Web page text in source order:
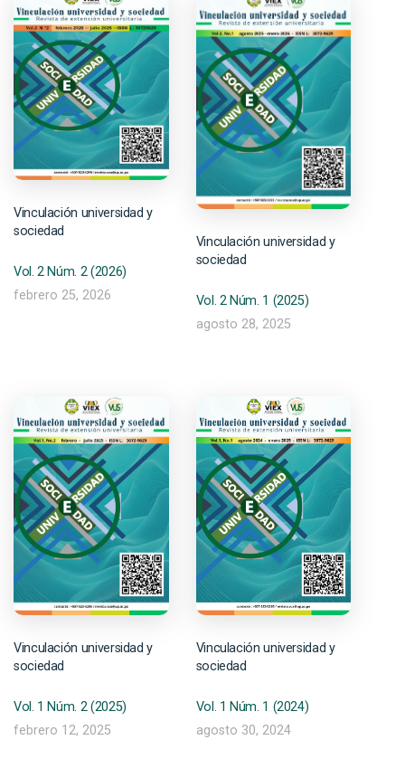
Vinculación universidad y
sociedad
Vol. 2 Núm. 2 (2026)
febrero 25, 2026
Vinculación universidad y
sociedad
Vol. 2 Núm. 1 (2025)
agosto 28, 2025
Vinculación universidad y
sociedad
Vol. 1 Núm. 2 (2025)
febrero 12, 2025
Vinculación universidad y
sociedad
Vol. 1 Núm. 1 (2024)
agosto 30, 2024